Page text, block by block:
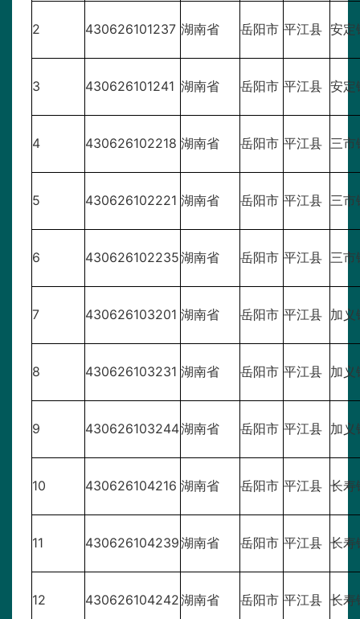
2 430626101237 湖南省 岳阳市 平江县 安定
3 430626101241 湖南省 岳阳市 平江县 安定
4 430626102218 湖南省 岳阳市 平江县 三市
5 430626102221 湖南省 岳阳市 平江县 三市
6 430626102235湖南省 岳阳市 平江县 三市
7 430626103201 湖南省 岳阳市 平江县 加义
8 430626103231 湖南省 岳阳市 平江县 加义
9 430626103244湖南省 岳阳市 平江县 加义
10 430626104216 湖南省 岳阳市 平江县 长寿
11 430626104239湖南省 岳阳市 平江县 长寿
12 430626104242湖南省 岳阳市 平江县 长寿